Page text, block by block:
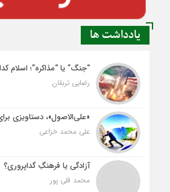
یادداشت ها
“جنگ” یا “مذاکره”؛ اسلام
رضایی تربقان
«علی‌الاصول»، دستاویزی
علی محمد خزاعی
آزادگی یا فرهنگِ گداپروری؟
محمد قلی پور